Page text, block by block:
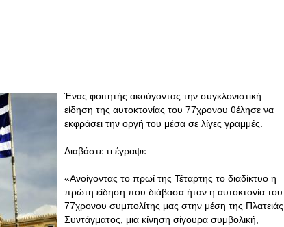
Ένας φοιτητής ακούγοντας την συγκλονιστική
είδηση της αυτοκτονίας του 77χρονου θέλησε να
εκφράσει την οργή του μέσα σε λίγες γραμμές.
Διαβάστε τι έγραψε:
«Ανοίγοντας το πρωί της Τέταρτης το διαδίκτυο η
πρώτη είδηση που διάβασα ήταν η αυτοκτονία του
77χρονου συμπολίτης μας στην μέση της Πλατειάς
Συντάγματος, μια κίνηση σίγουρα συμβολική,